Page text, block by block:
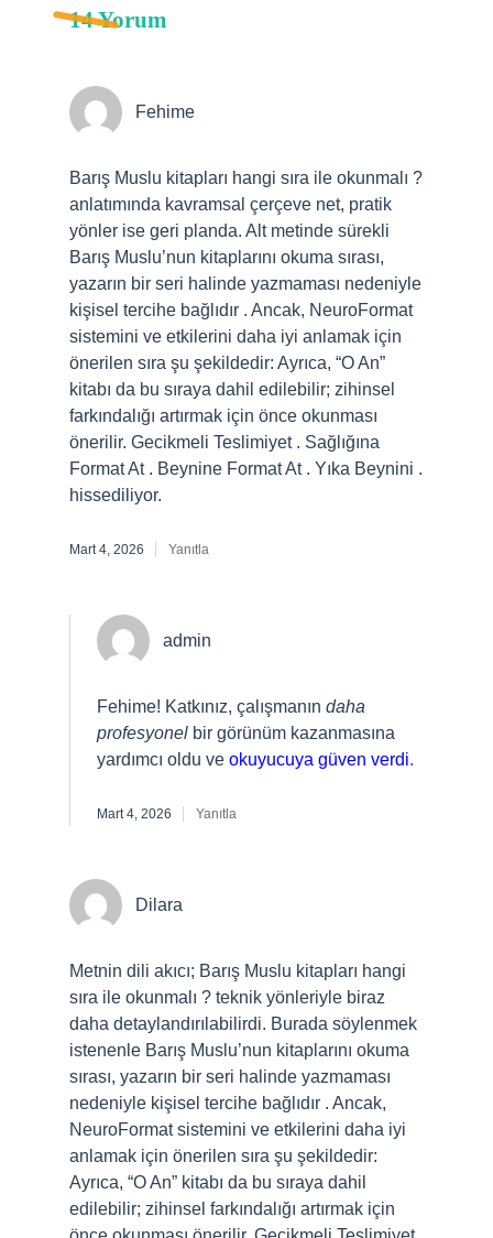
14 Yorum
Fehime
Barış Muslu kitapları hangi sıra ile okunmalı ?
anlatımında kavramsal çerçeve net, pratik
yönler ise geri planda. Alt metinde sürekli
Barış Muslu’nun kitaplarını okuma sırası,
yazarın bir seri halinde yazmaması nedeniyle
kişisel tercihe bağlıdır . Ancak, NeuroFormat
sistemini ve etkilerini daha iyi anlamak için
önerilen sıra şu şekildedir: Ayrıca, “O An”
kitabı da bu sıraya dahil edilebilir; zihinsel
farkındalığı artırmak için önce okunması
önerilir. Gecikmeli Teslimiyet . Sağlığına
Format At . Beynine Format At . Yıka Beynini .
hissediliyor.
Mart 4, 2026 Yanıtla
admin
Fehime! Katkınız, çalışmanın daha
profesyonel bir görünüm kazanmasına
yardımcı oldu ve okuyucuya güven verdi.
Mart 4, 2026 Yanıtla
Dilara
Metnin dili akıcı; Barış Muslu kitapları hangi
sıra ile okunmalı ? teknik yönleriyle biraz
daha detaylandırılabilirdi. Burada söylenmek
istenenle Barış Muslu’nun kitaplarını okuma
sırası, yazarın bir seri halinde yazmaması
nedeniyle kişisel tercihe bağlıdır . Ancak,
NeuroFormat sistemini ve etkilerini daha iyi
anlamak için önerilen sıra şu şekildedir:
Ayrıca, “O An” kitabı da bu sıraya dahil
edilebilir; zihinsel farkındalığı artırmak için